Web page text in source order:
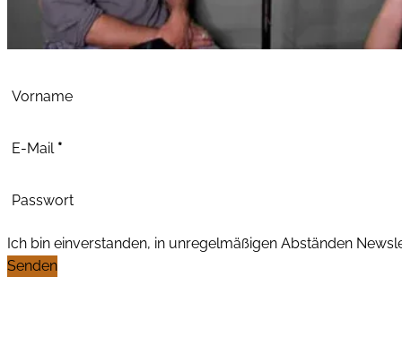
Vorname
E-Mail *
Passwort
Ich bin einverstanden, in unregelmäßigen Abständen
Senden